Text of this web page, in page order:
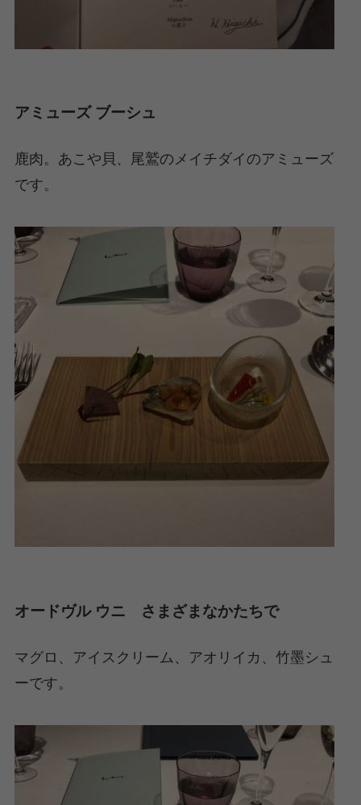
アミューズ ブーシュ
鹿肉。あこや貝、尾鷲のメイチダイのアミューズ
です。
オードヴル ウニ さまざまなかたちで
マグロ、アイスクリーム、アオリイカ、竹墨シュ
ーです。